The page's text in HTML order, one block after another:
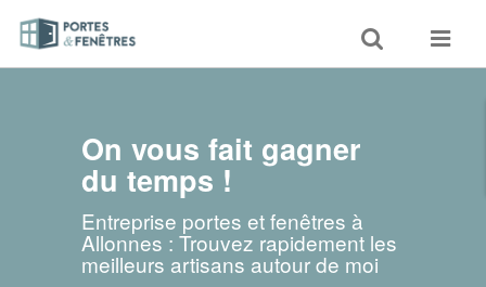
Toggle
search
Toggle
On vous fait gagner
du temps !
Entreprise portes et fenêtres à
Allonnes : Trouvez rapidement les
meilleurs artisans autour de moi